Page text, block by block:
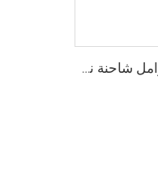
سعر المصنع OEM مخصص لوسادة فرامل شاحنة نصفية أوتوماتيكية فرمل طبل حذاء الفرامل لـ SUZUKI